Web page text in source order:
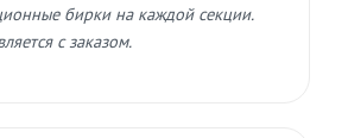
бирки на каждой секции.
с заказом.